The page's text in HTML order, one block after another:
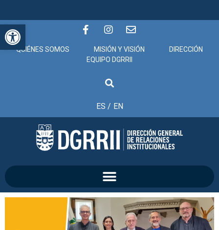
Abrir barra de herramientas
QUIÉNES SOMOS MISIÓN Y VISIÓN
DIRECCIÓN
EQUIPO DGRRII
ES / EN